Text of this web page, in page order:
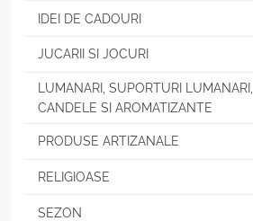
IDEI DE CADOURI
JUCARII SI JOCURI
LUMANARI, SUPORTURI LUMANARI,
CANDELE SI AROMATIZANTE
PRODUSE ARTIZANALE
RELIGIOASE
SEZON